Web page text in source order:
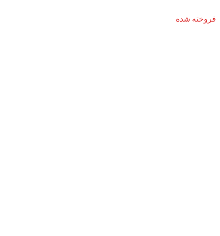
فروخته شده